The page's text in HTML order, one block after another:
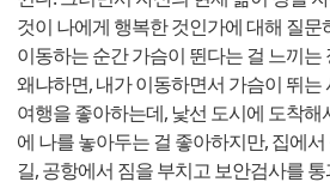
것이 나에게 행복한 것인가에 대해 질문
이동하는 순간 가슴이 뛴다는 걸 느끼는
왜냐하면, 내가 이동하면서 가슴이 뛰는
여행을 좋아하는데, 낯선 도시에 도착
에 나를 놓아두는 걸 좋아하지만, 집에
길, 공항에서 짐을 부치고 보안검사를